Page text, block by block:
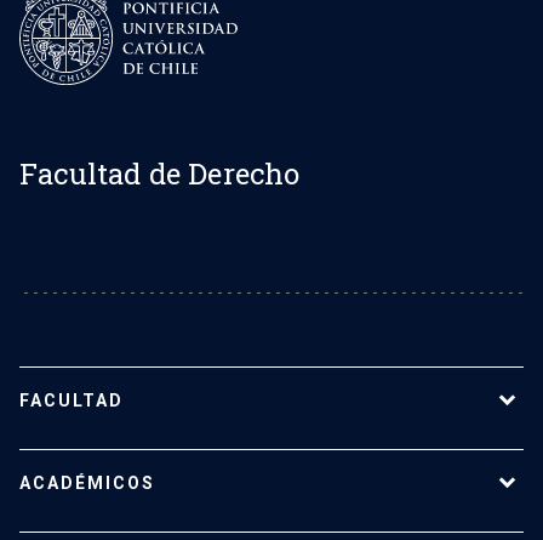
Facultad de Derecho
FACULTAD
Representantes estudiantiles
ACADÉMICOS